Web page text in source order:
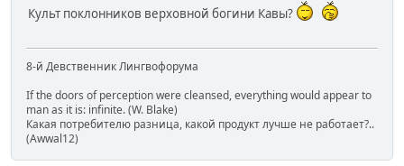
Культ поклонников верховной богини Кавы?
8-й Девственник Лингвофорума
If the doors of perception were cleansed, everything would appear to
man as it is: infinite. (W. Blake)
Какая потребителю разница, какой продукт лучше не работает?..
(Awwal12)